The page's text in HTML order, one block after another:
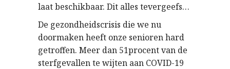
laat beschikbaar. Dit alles tevergeefs…
De gezondheidscrisis die we nu
doormaken heeft onze senioren hard
getroffen. Meer dan 51procent van de
sterfgevallen te wijten aan COVID-19